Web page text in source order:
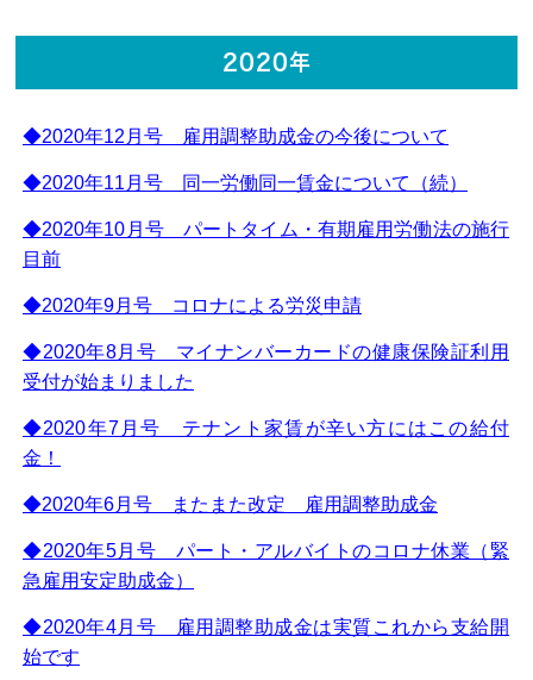
2020年
◆2020年12月号 雇用調整助成金の今後について
◆2020年11月号 同一労働同一賃金について（続）
◆2020年10月号 パートタイム・有期雇用労働法の施行
目前
◆2020年9月号 コロナによる労災申請
◆2020年8月号 マイナンバーカードの健康保険証利用
受付が始まりました
◆2020年7月号 テナント家賃が辛い方にはこの給付
金！
◆2020年6月号 またまた改定 雇用調整助成金
◆2020年5月号 パート・アルバイトのコロナ休業（緊
急雇用安定助成金）
◆2020年4月号 雇用調整助成金は実質これから支給開
始です